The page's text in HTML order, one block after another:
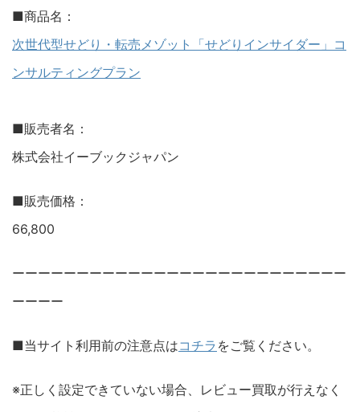
■商品名：
次世代型せどり・転売メゾット「せどりインサイダー」コ
ンサルティングプラン
■販売者名：
株式会社イーブックジャパン
■販売価格：
66,800
ーーーーーーーーーーーーーーーーーーーーーーーーーー
ーーーー
■当サイト利用前の注意点はコチラ をご覧ください。
※正しく設定できていない場合、レビュー買取が行えなく